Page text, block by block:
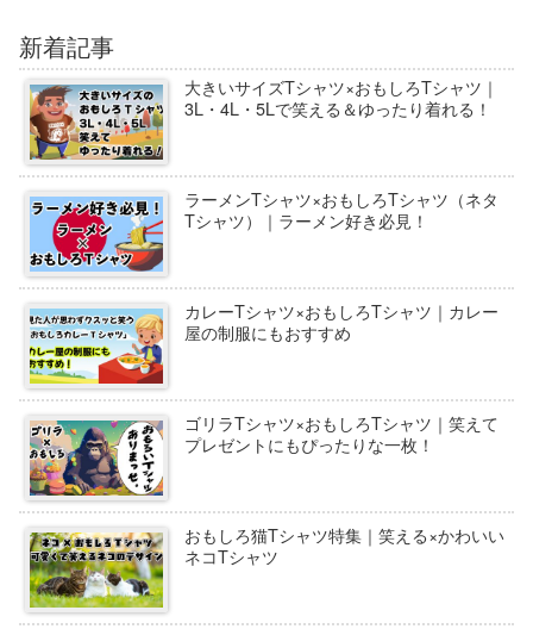
新着記事
大きいサイズTシャツ×おもしろTシャツ｜
3L・4L・5Lで笑える＆ゆったり着れる！
ラーメンTシャツ×おもしろTシャツ（ネタ
Tシャツ）｜ラーメン好き必見！
カレーTシャツ×おもしろTシャツ｜カレー
屋の制服にもおすすめ
ゴリラTシャツ×おもしろTシャツ｜笑えて
プレゼントにもぴったりな一枚！
おもしろ猫Tシャツ特集｜笑える×かわいい
ネコTシャツ